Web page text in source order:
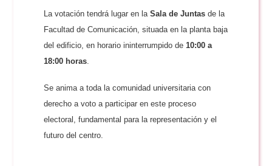
La votación tendrá lugar en laSala de Juntas de la
Facultad de Comunicación, situada en la planta baja
del edificio, en horario ininterrumpido de10:00 a
18:00 horas.
Se anima a toda la comunidad universitaria con
derecho a voto a participar en este proceso
electoral, fundamental para la representación y el
futuro del centro.